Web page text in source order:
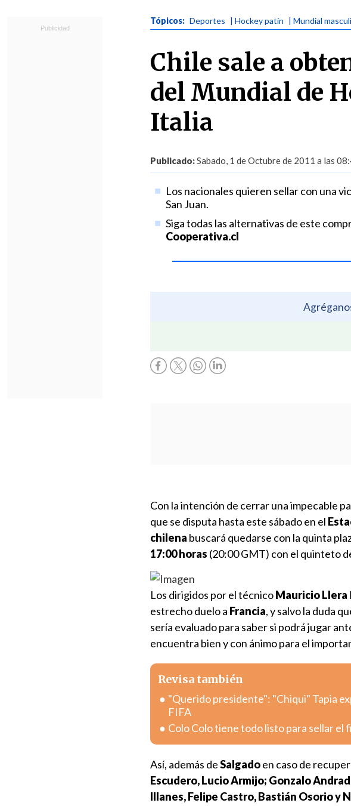
Tópicos: Deportes | Hockey patín | Mundial
Chile sale a
del Mundial de
Italia
Publicado:Sabado, 1 de Octubre de 2011 a las
Los nacionales quieren sellar con una
San Juan.
Siga todas las alternativas de este
Cooperativa.cl
Con la intención de cerrar una impecable
que se disputa hasta este sábado en el
chilena buscará quedarse con la quinta
17:00 horas (20:00 GMT) con el quinteto
Los dirigidos por el técnicoMauricio Llera
estrecho duelo a Francia, y salvo la duda
sería evaluado para saber si podrá jugar
encuentra bien y con ánimo para el
Revisa también
"Querido presidente": "Chiqui" Tapia
FIFA
Colo Colo tiene todo listo para sellar el
Así, además deSalgadoen caso de
Escudero, Lucio Armijo; Gonzalo
Illanes, Felipe Castro, Bastián Osorio y